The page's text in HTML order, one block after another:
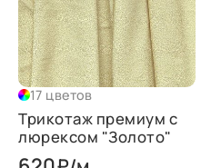
17 цветов
Трикотаж премиум с
люрексом "Золото"